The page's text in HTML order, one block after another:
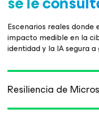
Escenarios reales
impacto medible en la
identidad y la IA segura
Resiliencia de